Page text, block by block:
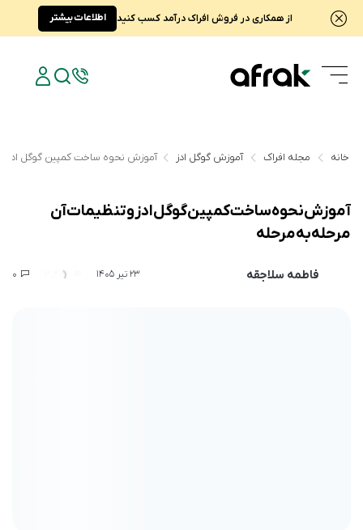
از همکاری در فروش افراک درآمد کسب کنید اطلاعات بیشتر
خانه مجله افراک آموزش گوگل ادز آموزش نحوه ساخت کمپین گوگل ادز
آموزش نحوه ساخت کمپین گوگل ادز و تنظیمات آن
مرحله به مرحله
فاطمه سلاجقه 23 تیر 1405